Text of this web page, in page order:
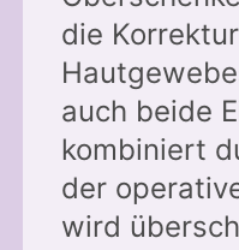
die
auch beide
kombiniert
der
wird